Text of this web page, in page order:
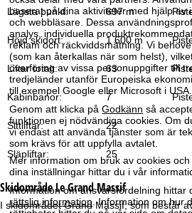
baserat på dina aktiviteter med hjälp av
och webbläsare. Dessa
analys, individuella
reklam och räckviddsmätning. Vi
(som kan återkallas när som helst),
överföring av vissa personuppgifter till
tredjeländer utanför Europeiska
till exempel Google eller Microsoft i USA.
Genom att klicka påGodkänn så
funktionen ej nödvändiga cookies. Om
vi endast att använda tjänster som är
som krävs för att uppfylla avtalet.
Mer information om bruk av cookies
dina inställningar hittar du i vår
Information om ansvarsfördelning hittar
rättslig information. Information om hur
s
i
d
a
Lägsta punkt: 697 m
Höjd skidort: 1 600 m
Liftar totalt: 63
Kabinbanor: 7
Sittliftar: 22
Släpliftar: 25
SkidområdeLe Grand Massif
I skidområdet Grand Massif, som består